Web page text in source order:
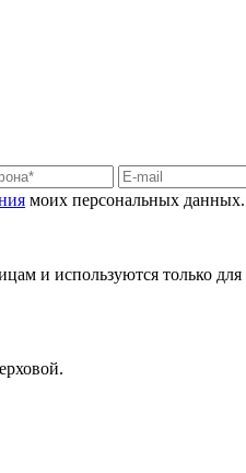
моих персональных данных.
и используются только для